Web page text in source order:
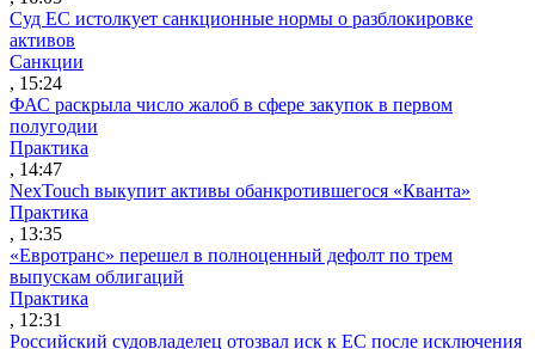
Суд ЕС истолкует санкционные нормы о разблокировке
активов
Санкции
, 15:24
ФАС раскрыла число жалоб в сфере закупок в первом
полугодии
Практика
, 14:47
NexTouch выкупит активы обанкротившегося «Кванта»
Практика
, 13:35
«Евротранс» перешел в полноценный дефолт по трем
выпускам облигаций
Практика
, 12:31
Российский судовладелец отозвал иск к ЕС после исключения